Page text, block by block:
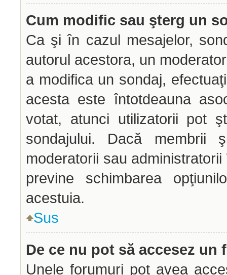
Cum modific sau şterg un
Ca şi în cazul mesajelor,
autorul acestora, un
a modifica un sondaj,
acesta este întotdeauna
votat, atunci utilizatorii pot
sondajului. Dacă membrii
moderatorii sau
previne schimbarea
acestuia.
Sus
De ce nu pot să accesez un
Unele forumuri pot avea